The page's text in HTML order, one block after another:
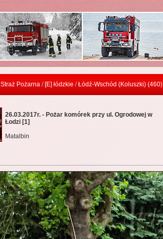
Straż Pożarna / [E] łódzkie /Łódź-Wschód (Koluszki) (460)
26.03.2017r. - Pożar komórek przy ul. Ogrodowej w
Łodzi [1]
Matalbin